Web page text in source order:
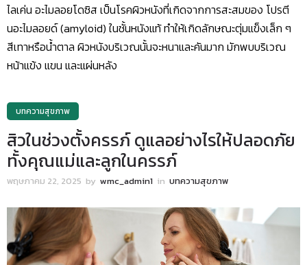
ไลเค่น อะไมลอยโดซิส เป็นโรคผิวหนังที่เกิดจากการสะสมของ โปรตี
นอะไมลอยด์ (amyloid) ในชั้นหนังแท้ ทำให้เกิดลักษณะตุ่มแข็งเล็ก ๆ
สีเทาหรือน้ำตาล ผิวหนังบริเวณนั้นจะหนาและคันมาก มักพบบริเวณ
หน้าแข้ง แขน และแผ่นหลัง
บทความสุขภาพ
สิวในช่วงตั้งครรภ์ ดูแลอย่างไรให้ปลอดภัย
ทั้งคุณแม่และลูกในครรภ์
พฤษภาคม 22, 2025 by wmc_admin1 in บทความสุขภาพ